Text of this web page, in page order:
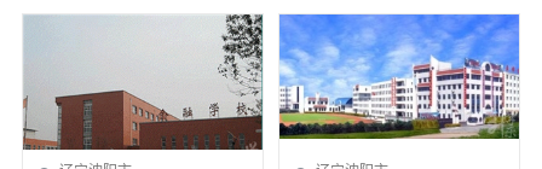
电子类专业为核心，开设了18
个专业，培养符合企业需求的
技能型人才。学校狠抓教学管
理，围绕人才培养方案，科学
设置课程，选择教材；围绕专
业特点，开展项目教学、案例
态校园、智慧校园”处处得到彰
显，校园规划现代别致，文化
气息浓厚。教学楼、图书馆等
楼群端宁恢弘，井然有致，学
生公寓设施完备，功能齐全，
会发展提供了人力资源。...
学校。1995年学校凭借教学、
管理、科研等多方面优势被列
为首批省级重点学校。建校三
十年来，我校曾多次获评省、
市级先进单位、示范学校、十
佳名校、文明学校、德育工作